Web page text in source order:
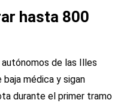
hasta 800
de las Illes
médica y sigan
durante el primer tramo